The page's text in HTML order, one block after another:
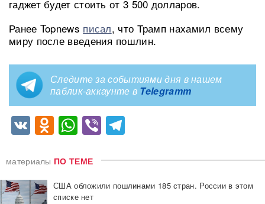
гаджет будет стоить от 3 500 долларов.
Ранее Topnews писал, что Трамп нахамил всему
миру после введения пошлин.
Следите за событиями дня в нашем
паблик-аккаунте в Telegramm
VKOdnoklassniki
WhatsApp
Viber
материалы ПО ТЕМЕ
США обложили пошлинами 185 стран. России в этом
списке нет